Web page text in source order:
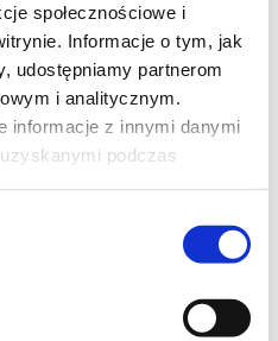
społecznościowe i
Informacje o tym, jak
udostępniamy partnerom
i analitycznym.
informacje z innymi danymi
podczas